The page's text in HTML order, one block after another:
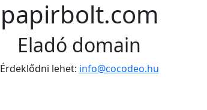
papirbolt.com
Eladó domain
Érdeklődni lehet: info@cocodeo.hu